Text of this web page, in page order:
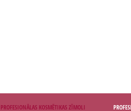
PROFESIONĀLAS KOSMĒTIKAS ZĪMOLI